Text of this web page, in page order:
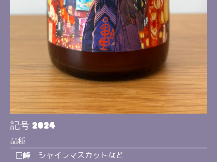
記号 2024
品種
巨峰 シャインマスカットなど